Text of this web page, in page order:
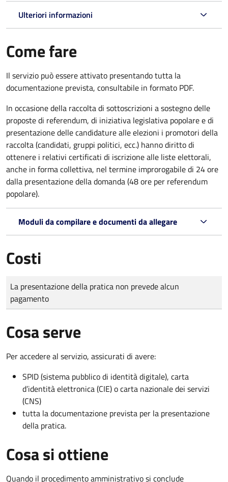
Ulteriori informazioni
Come fare
Il servizio può essere attivato presentando tutta la
documentazione prevista, consultabile in formato PDF.
In occasione della raccolta di sottoscrizioni a sostegno delle
proposte di referendum, di iniziativa legislativa popolare e di
presentazione delle candidature alle elezioni i promotori della
raccolta (candidati, gruppi politici, ecc.) hanno diritto di
ottenere i relativi certificati di iscrizione alle liste elettorali,
anche in forma collettiva, nel termine improrogabile di 24 ore
dalla presentazione della domanda (48 ore per referendum
popolare).
Moduli da compilare e documenti da allegare
Costi
Tipo di pagamento
Importo
La presentazione della pratica non prevede alcun
pagamento
Cosa serve
Per accedere al servizio, assicurati di avere:
SPID (sistema pubblico di identità digitale), carta
d’identità elettronica (CIE) o carta nazionale dei servizi
(CNS)
tutta la documentazione prevista per la presentazione
della pratica.
Cosa si ottiene
Quando il procedimento amministrativo si conclude